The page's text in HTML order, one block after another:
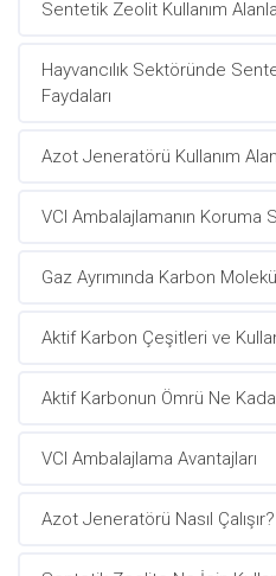
Sentetik Zeolit Kullanım
Hayvancılık Sektöründe
Faydaları
Azot Jeneratörü Kullanım
VCI Ambalajlamanın Koruma
Gaz Ayrımında Karbon
Aktif Karbon Çeşitleri ve
Aktif Karbonun Ömrü Ne
VCI Ambalajlama Avantajları
Azot Jeneratörü Nasıl Çalışır?